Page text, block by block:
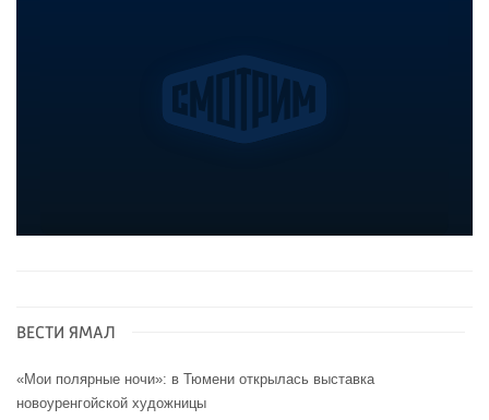
ВЕСТИ ЯМАЛ
«Мои полярные ночи»: в Тюмени открылась выставка
новоуренгойской художницы